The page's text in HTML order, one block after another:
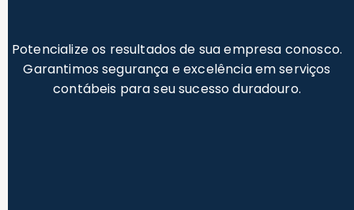
Potencialize os resultados de sua empresa conosco.
Garantimos segurança e excelência em serviços
contábeis para seu sucesso duradouro.